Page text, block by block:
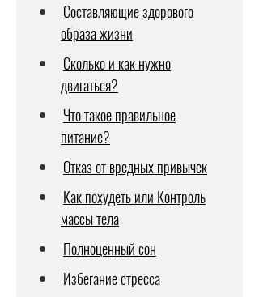
Составляющие здорового
образа жизни
Сколько и как нужно
двигаться?
Что такое правильное
питание?
Отказ от вредных привычек
Как похудеть или Контроль
массы тела
Полноценный сон
Избегание стресса